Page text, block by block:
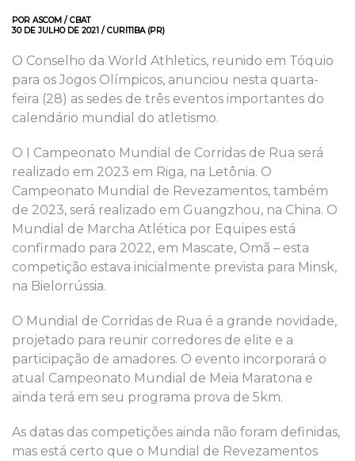
POR ASCOM / CBAT
30 DE JULHO DE 2021 / CURITIBA (PR)
O Conselho da World Athletics, reunido em Tóquio
para os Jogos Olímpicos, anunciou nesta quarta-
feira (28) as sedes de três eventos importantes do
calendário mundial do atletismo.
O I Campeonato Mundial de Corridas de Rua será
realizado em 2023 em Riga, na Letônia. O
Campeonato Mundial de Revezamentos, também
de 2023, será realizado em Guangzhou, na China. O
Mundial de Marcha Atlética por Equipes está
confirmado para 2022, em Mascate, Omã – esta
competição estava inicialmente prevista para Minsk,
na Bielorrússia.
O Mundial de Corridas de Rua é a grande novidade,
projetado para reunir corredores de elite e a
participação de amadores. O evento incorporará o
atual Campeonato Mundial de Meia Maratona e
ainda terá em seu programa prova de 5km.
As datas das competições ainda não foram definidas,
mas está certo que o Mundial de Revezamentos